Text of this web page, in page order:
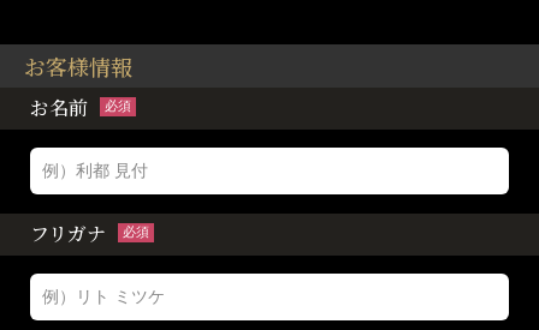
お客様情報
お名前 必須
フリガナ 必須